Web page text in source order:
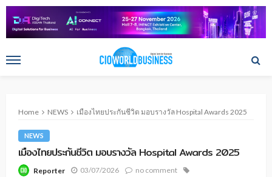
Home NEWS เมืองไทยประกันชีวิต มอบรางวัล Hospital Awards 2025
NEWS
เมืองไทยประกันชีวิต มอบรางวัล Hospital Awards 2025
Reporter 03/07/2026
no comment